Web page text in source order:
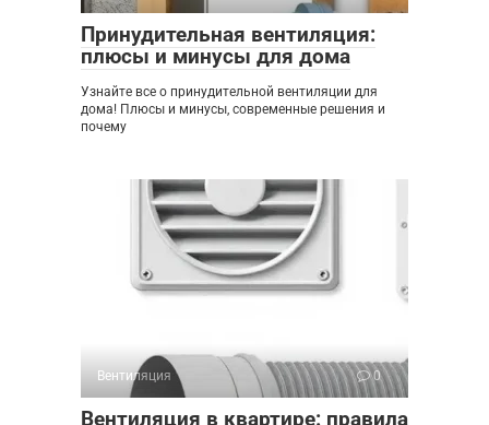
Принудительная вентиляция:
плюсы и минусы для дома
Узнайте все о принудительной вентиляции для
дома! Плюсы и минусы, современные решения и
почему
Вентиляция 0
Вентиляция в квартире: правила